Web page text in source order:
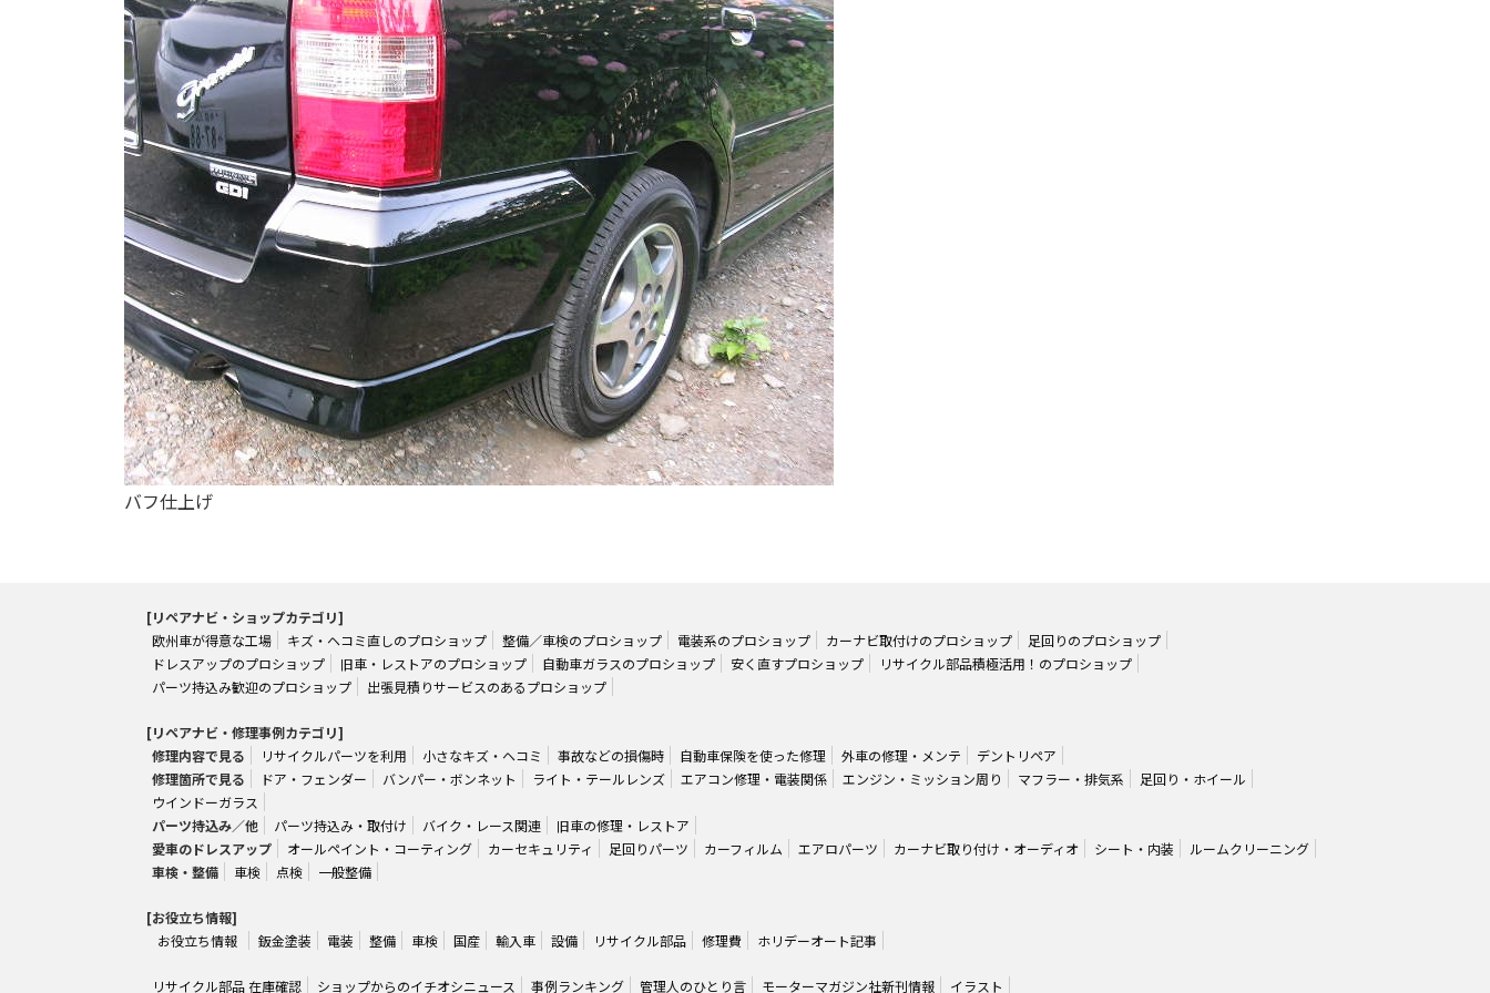
バフ仕上げ
[リペアナビ・ショップカテゴリ]
欧州車が得意な工場
キズ・ヘコミ直しのプロショップ 整備／車検のプロショップ 電装系のプロショップ カーナビ取付けのプロショップ
足回りのプロショップ
ドレスアップのプロショップ
旧車・レストアのプロショップ 自動車ガラスのプロショップ 安く直すプロショップ
リサイクル部品積極活用！のプロショップ
パーツ持込み歓迎のプロショップ
出張見積りサービスのあるプロショップ
[リペアナビ・修理事例カテゴリ]
修理内容で見る
リサイクルパーツを利用 小さなキズ・ヘコミ 事故などの損傷時 自動車保険を使った修理 外車の修理・メンテ
デントリペア
修理箇所で見る
ドア・フェンダー バンパー・ボンネット ライト・テールレンズ エアコン修理・電装関係 エンジン・ミッション周り マフラー・排気系
足回り・ホイール
ウインドーガラス
パーツ持込み／他
パーツ持込み・取付け バイク・レース関連
旧車の修理・レストア
愛車のドレスアップ
オールペイント・コーティング カーセキュリティ 足回りパーツ カーフィルム エアロパーツ カーナビ取り付け・オーディオ シート・内装
ルームクリーニング
車検・整備
車検 点検 一般整備
[お役立ち情報]
お役立ち情報
鈑金塗装 電装 整備 車検 国産 輸入車 設備 リサイクル部品 修理費 ホリデーオート記事
リサイクル部品 在庫確認 ショップからのイチオシニュース 事例ランキング 管理人のひとり言 モーターマガジン社新刊情報 イラスト